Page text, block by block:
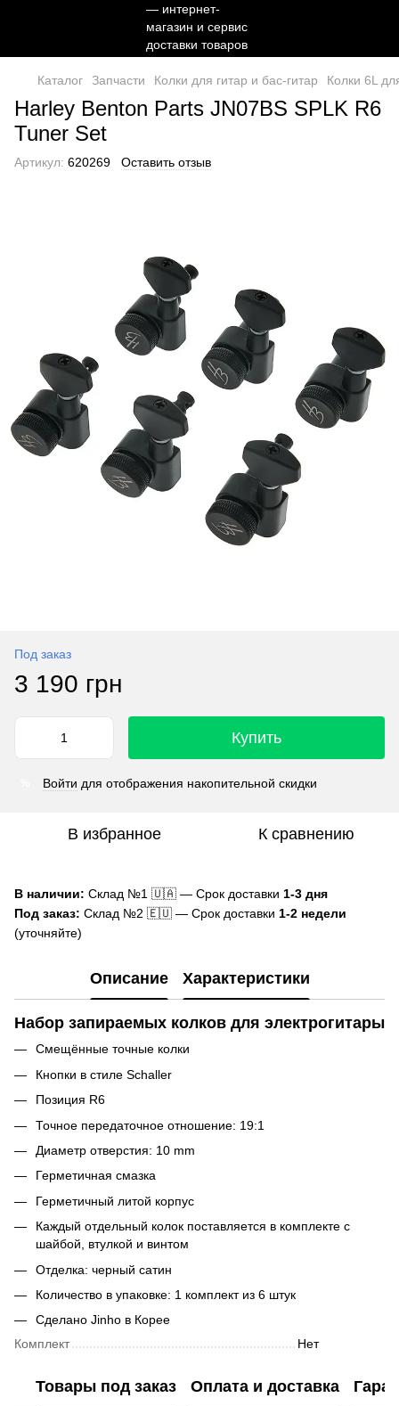
Каталог Запчасти Колки для гитар и бас-гитар Колки 6L
Harley Benton Parts JN07BS SPLK R6
Tuner Set
Артикул: 620269 Оставить отзыв
Под заказ
3 190 грн
Купить
Войти для отображения накопительной скидки
В избранное К сравнению
В наличии: Склад №1 🇺🇦 — Срок доставки 1-3 дня
Под заказ: Склад №2 🇪🇺 — Срок доставки 1-2 недели
(уточняйте)
Описание Характеристики
Набор запираемых колков для электрогитары
Смещённые точные колки
Кнопки в стиле Schaller
Позиция R6
Точное передаточное отношение: 19:1
Диаметр отверстия: 10 mm
Герметичная смазка
Герметичный литой корпус
Каждый отдельный колок поставляется в комплекте с
шайбой, втулкой и винтом
Отделка: черный сатин
Количество в упаковке: 1 комплект из 6 штук
Сделано Jinho в Корее
Комплект
Нет
Товары под заказ Оплата и доставка